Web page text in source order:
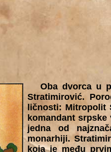
Oba dvorca u
Stratimirović.
ličnosti: Mitropolit
komandant
jedna od
monarhiji.
koja je među